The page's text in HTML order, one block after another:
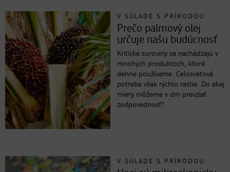
V SÚLADE S PRÍRODOU
Prečo palmový olej
určuje našu budúcnosť
Kritické suroviny sa nachádzajú v
mnohých produktoch, ktoré
denne používame. Celosvetová
potreba však rýchlo rastie. Do akej
miery môžeme v dm prevziať
zodpovednosť?
V SÚLADE S PRÍRODOU